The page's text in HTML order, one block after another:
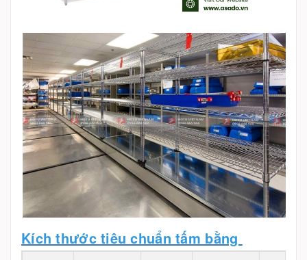
Kích thước tiêu chuẩn tấm bằng